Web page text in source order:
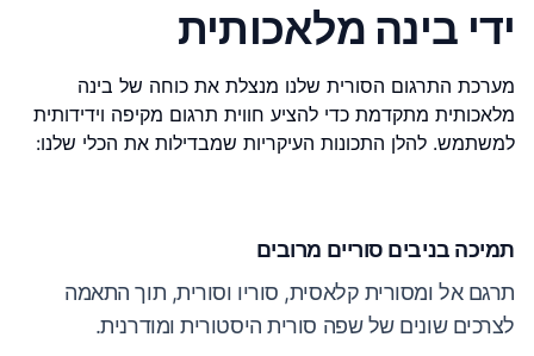
ידי בינה מלאכותית
מערכת התרגום הסורית שלנו מנצלת את כוחה של בינה
מלאכותית מתקדמת כדי להציע חווית תרגום מקיפה וידידותית
למשתמש. להלן התכונות העיקריות שמבדילות את הכלי שלנו:
תמיכה בניבים סוריים מרובים
תרגם אל ומסורית קלאסית, סוריו וסורית, תוך התאמה
לצרכים שונים של שפה סורית היסטורית ומודרנית.